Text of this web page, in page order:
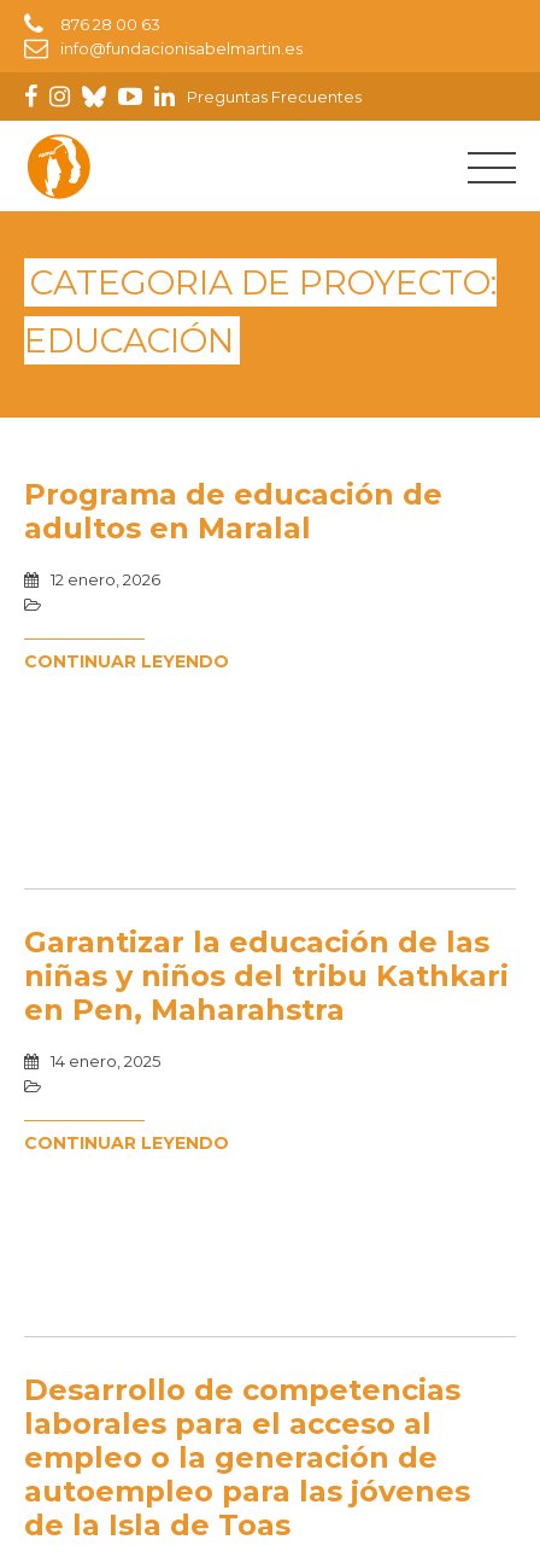
876 28 00 63
info@fundacionisabelmartin.es
Preguntas Frecuentes
CATEGORIA DE PROYECTO:
EDUCACIÓN
Programa de educación de
adultos en Maralal
12 enero, 2026
CONTINUAR LEYENDO
Garantizar la educación de las
niñas y niños del tribu Kathkari
en Pen, Maharahstra
14 enero, 2025
CONTINUAR LEYENDO
Desarrollo de competencias
laborales para el acceso al
empleo o la generación de
autoempleo para las jóvenes
de la Isla de Toas